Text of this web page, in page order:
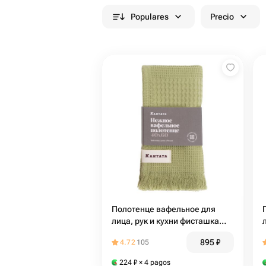
Populares Precio
Полотенце вафельное для
лица, рук и кухни фисташка
4.72 105 895₽
224 ₽ × 4 pagos